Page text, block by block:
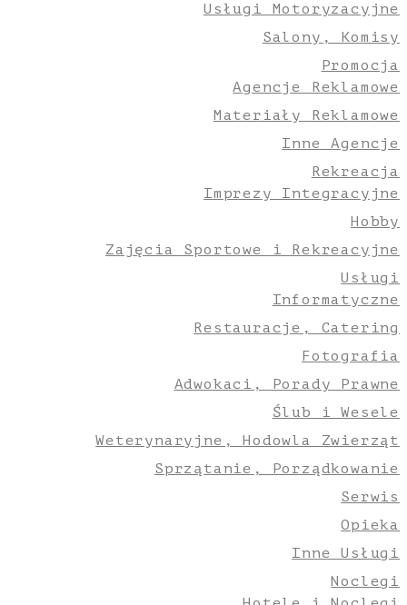
Usługi Motoryzacyjne
Salony, Komisy
Promocja
Agencje Reklamowe
Materiały Reklamowe
Inne Agencje
Rekreacja
Imprezy Integracyjne
Hobby
Zajęcia Sportowe i Rekreacyjne
Usługi
Informatyczne
Restauracje, Catering
Fotografia
Adwokaci, Porady Prawne
Ślub i Wesele
Weterynaryjne, Hodowla Zwierząt
Sprzątanie, Porządkowanie
Serwis
Opieka
Inne Usługi
Noclegi